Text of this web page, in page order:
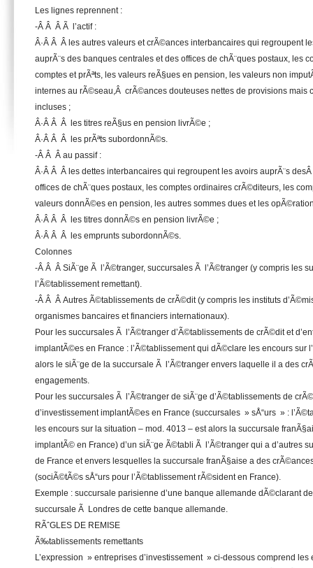
Les lignes reprennent :
-Â Â Â Ã l’actif :
Â·Â Â Â les autres valeurs et crÃ©ances interbancaires qui regroupent
auprÃ¨s des banques centrales et des offices de chÃ¨ques postaux, les
comptes et prÃªts, les valeurs reÃ§ues en pension, les valeurs non
internes au rÃ©seau,Â crÃ©ances douteuses nettes de provisions mais
incluses ;
Â·Â Â Â les titres reÃ§us en pension livrÃ©e ;
Â·Â Â Â les prÃªts subordonnÃ©s.
-Â Â Â au passif :
Â·Â Â Â les dettes interbancaires qui regroupent les avoirs auprÃ¨s
offices de chÃ¨ques postaux, les comptes ordinaires crÃ©diteurs, les
valeurs donnÃ©es en pension, les autres sommes dues et les
Â·Â Â Â les titres donnÃ©s en pension livrÃ©e ;
Â·Â Â Â les emprunts subordonnÃ©s.
Colonnes
-Â Â Â SiÃ¨ge Ã l’Ã©tranger, succursales Ã l’Ã©tranger (y compris les
l’Ã©tablissement remettant).
-Â Â Â Autres Ã©tablissements de crÃ©dit (y compris les instituts
organismes bancaires et financiers internationaux).
Pour les succursales Ã l’Ã©tranger d’Ã©tablissements de crÃ©dit et
implantÃ©es en France : l’Ã©tablissement qui dÃ©clare les encours sur
alors le siÃ¨ge de la succursale Ã l’Ã©tranger envers laquelle il a des
engagements.
Pour les succursales Ã l’Ã©tranger de siÃ¨ge d’Ã©tablissements de
d’investissement implantÃ©es en France (succursales » sÅ“urs » :
les encours sur la situation – mod. 4013 – est alors la succursale
implantÃ© en France) d’un siÃ¨ge Ã©tabli Ã l’Ã©tranger qui a d’autres
de France et envers lesquelles la succursale franÃ§aise a des
(sociÃ©tÃ©s sÅ“urs pour l’Ã©tablissement rÃ©sident en France).
Exemple : succursale parisienne d’une banque allemande dÃ©clarant
succursale Ã Londres de cette banque allemande.
RÃˆGLES DE REMISE
Ã‰tablissements remettants
L’expression » entreprises d’investissement » ci-dessous comprend les